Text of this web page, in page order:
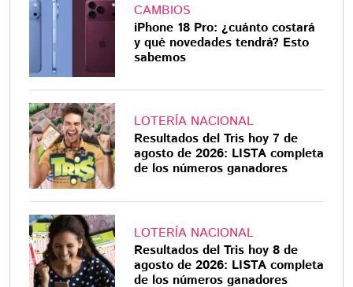
CAMBIOS
iPhone 18 Pro: ¿cuánto costará
y qué novedades tendrá? Esto
sabemos
LOTERÍA NACIONAL
Resultados del Tris hoy 7 de
agosto de 2026: LISTA completa
de los números ganadores
LOTERÍA NACIONAL
Resultados del Tris hoy 8 de
agosto de 2026: LISTA completa
de los números ganadores